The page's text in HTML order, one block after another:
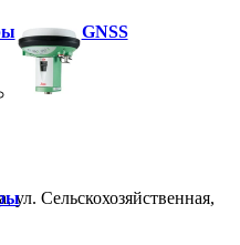
ул. Сельскохозяйственная,
GNSS